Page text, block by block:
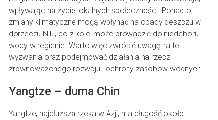
wpływając na życie lokalnych społeczności. Ponadto,
zmiany klimatyczne mogą wpłynąć na opady deszczu w
dorzeczu Nilu, co z kolei może prowadzić do niedoboru
wody w regionie. Warto więc zwrócić uwagę na te
wyzwania oraz podejmować działania na rzecz
zrównoważonego rozwoju i ochrony zasobów wodnych.
Yangtze – duma Chin
Yangtze, najdłuższa rzeka w Azji, ma długość około